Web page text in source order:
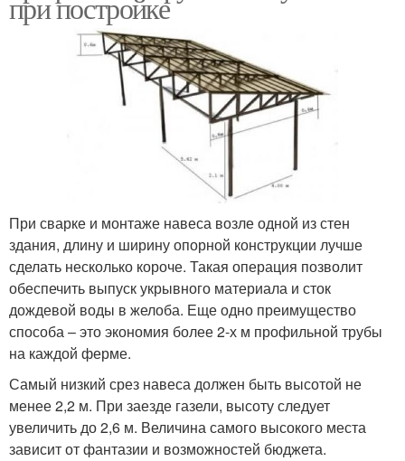
при постройке
При сварке и монтаже навеса возле одной из стен
здания, длину и ширину опорной конструкции лучше
сделать несколько короче. Такая операция позволит
обеспечить выпуск укрывного материала и сток
дождевой воды в желоба. Еще одно преимущество
способа – это экономия более 2-х м профильной трубы
на каждой ферме.
Самый низкий срез навеса должен быть высотой не
менее 2,2 м. При заезде газели, высоту следует
увеличить до 2,6 м. Величина самого высокого места
зависит от фантазии и возможностей бюджета.